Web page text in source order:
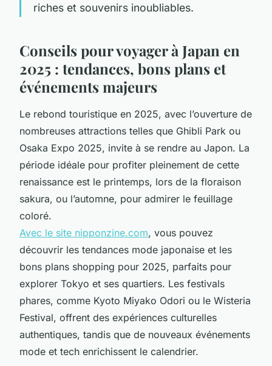
riches et souvenirs inoubliables.
Conseils pour voyager à Japan en
2025 : tendances, bons plans et
événements majeurs
Le rebond touristique en 2025, avec l’ouverture de
nombreuses attractions telles que Ghibli Park ou
Osaka Expo 2025, invite à se rendre au Japon. La
période idéale pour profiter pleinement de cette
renaissance est le printemps, lors de la floraison
sakura, ou l’automne, pour admirer le feuillage
coloré.
Avec le site nipponzine.com, vous pouvez
découvrir les tendances mode japonaise et les
bons plans shopping pour 2025, parfaits pour
explorer Tokyo et ses quartiers. Les festivals
phares, comme Kyoto Miyako Odori ou le Wisteria
Festival, offrent des expériences culturelles
authentiques, tandis que de nouveaux événements
mode et tech enrichissent le calendrier.